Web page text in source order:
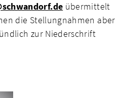
übermittelt
die Stellungnahmen aber
zur Niederschrift